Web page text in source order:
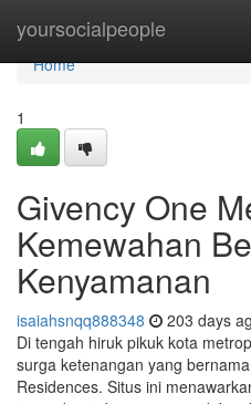
yoursocialpeople
Home
Home
1
Givency One
Kemewahan
Kenyamanan
isaiahsnqq888348 203 days
Di tengah hiruk pikuk kota
surga ketenangan yang
Residences. Situs ini